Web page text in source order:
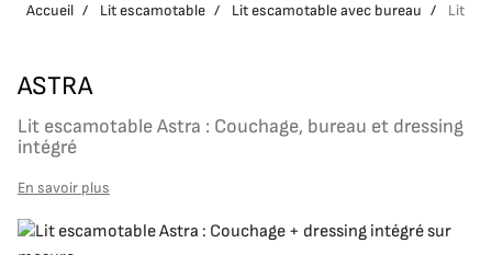
Accueil / Lit escamotable / Lit escamotable avec bureau / Lit
ASTRA
Lit escamotable Astra : Couchage, bureau et dressing
intégré
En savoir plus